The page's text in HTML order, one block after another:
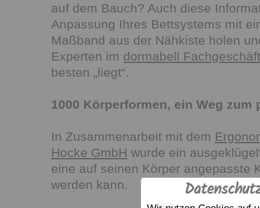
auf dem Bauch? Auch diese
Anpassung Ihres Bettsystems mit
Maßband aus der Nähkiste holen
Experten im dormabell
besten „liegt“.
1000 Körperformen, ein Weg zum
In Zusammenarbeit mit dem
Hocke GmbH wurde ein
eine auf seinen Körper angepasste
werden kann.